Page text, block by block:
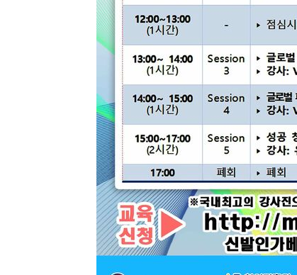
'최고 37도' 폭염 지속…강원동해안 최대 150㎜ 비
[속보]뉴욕증시 상승 마감…S&P 0.6% 나스닥 1.3%↑